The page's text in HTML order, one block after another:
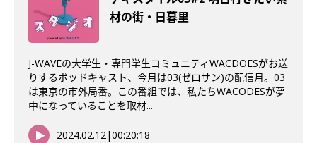
材の街・日暮里
J-WAVEの大学生・専門学生コミュニティWACDOESがお送
りするポッドキャスト、今月は03(ゼロサン)の配信月。03
は東京の市外局番。この番組では、私たちWACODESが夢
中になっていることを取材...
2024.02.12|00:20:18